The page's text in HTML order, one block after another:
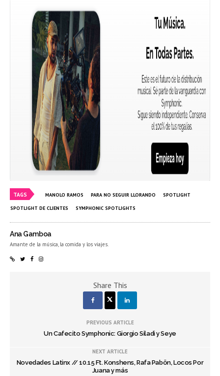
TAGS MANOLO RAMOS PARA NO SEGUIR LLORANDO SPOTLIGHT
SPOTLIGHT DE CLIENTES SYMPHONIC SPOTLIGHTS
Ana Gamboa
Amante de la música, la comida y los viajes.
Share This
PREVIOUS ARTICLE
Un Cafecito Symphonic: Giorgio Siladi y Seye
NEXT ARTICLE
Novedades Latinx // 10.15 Ft. Konshens, Rafa Pabön, Locos Por
Juana y más